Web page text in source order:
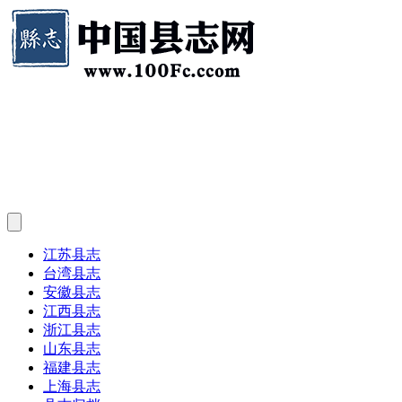
江苏县志
台湾县志
安徽县志
江西县志
浙江县志
山东县志
福建县志
上海县志